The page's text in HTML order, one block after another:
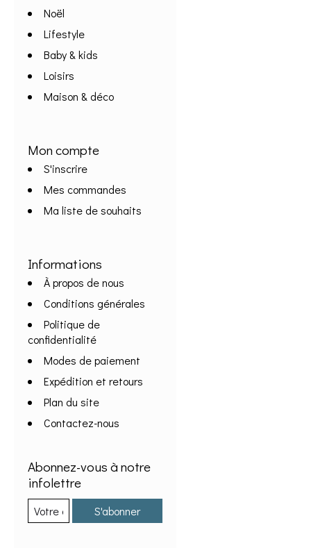
Noël
Lifestyle
Baby & kids
Loisirs
Maison & déco
Mon compte
S'inscrire
Mes commandes
Ma liste de souhaits
Informations
À propos de nous
Conditions générales
Politique de
confidentialité
Modes de paiement
Expédition et retours
Plan du site
Contactez-nous
Abonnez-vous à notre
infolettre
S'abonner